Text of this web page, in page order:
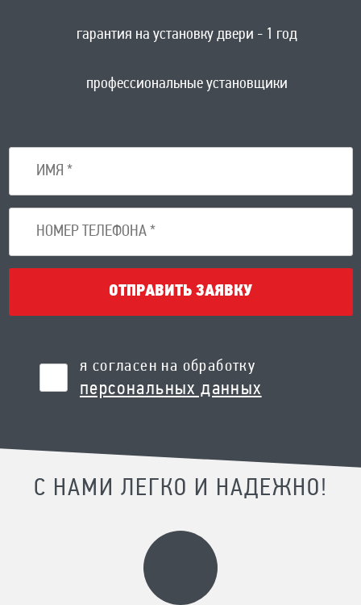
гарантия на установку двери - 1 год
профессиональные установщики
ОТПРАВИТЬ ЗАЯВКУ
я согласен на обработку
персональных данных
С НАМИ ЛЕГКО И НАДЕЖНО!